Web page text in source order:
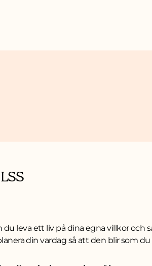
du leva ett liv på dina egna villkor
din vardag så att den blir som du